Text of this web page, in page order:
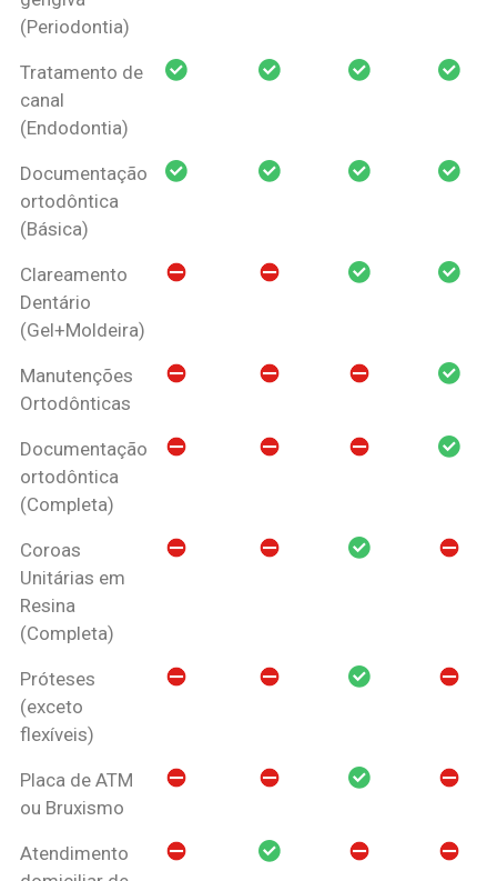
(Periodontia)
Tratamento de
canal
(Endodontia)
Documentação
ortodôntica
(Básica)
Clareamento
Dentário
(Gel+Moldeira)
Manutenções
Ortodônticas
Documentação
ortodôntica
(Completa)
Coroas
Unitárias em
Resina
(Completa)
Próteses
(exceto
flexíveis)
Placa de ATM
ou Bruxismo
Atendimento